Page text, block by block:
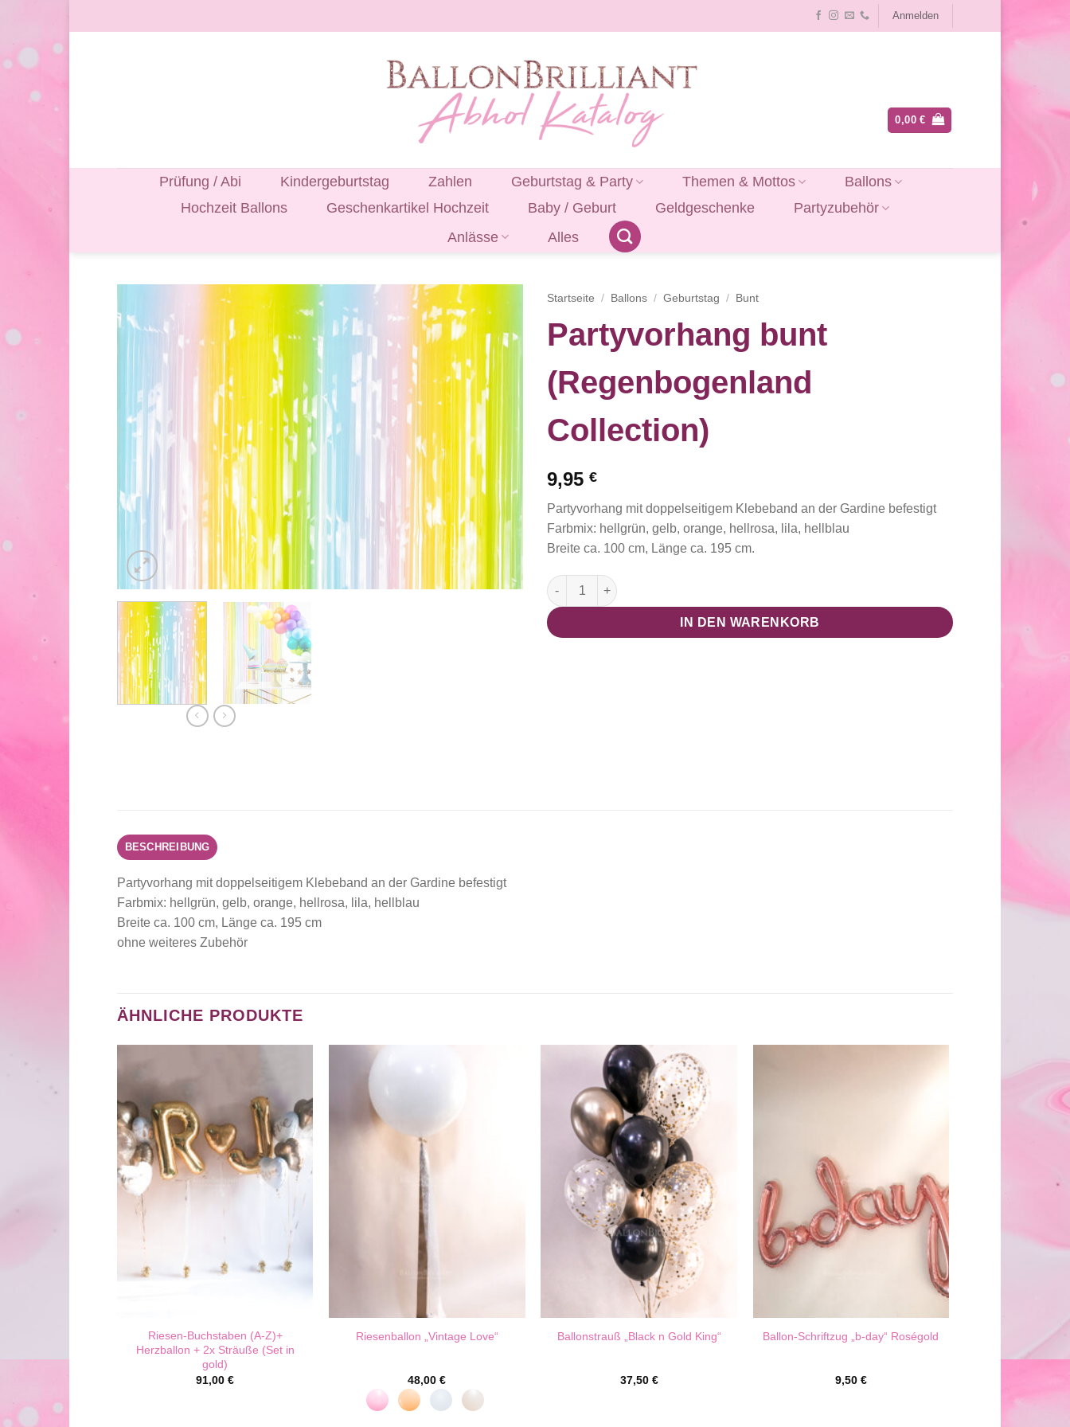
Inhalt
Anmelden
0,00€
Prüfung / Abi Kindergeburtstag Zahlen Geburtstag & Party Themen & Mottos
Ballons
Hochzeit Ballons
Geschenkartikel Hochzeit Baby / Geburt Geldgeschenke
Partyzubehör
Anlässe
Alles
Startseite / Ballons / Geburtstag / Bunt
Partyvorhang bunt
(Regenbogenland
Collection)
9,95 €
Partyvorhang mit doppelseitigem Klebeband an der Gardine befestigt
Farbmix: hellgrün, gelb, orange, hellrosa, lila, hellblau
Breite ca. 100 cm, Länge ca. 195 cm.
Partyvorhang bunt (Regenbogenland Collection) Menge
IN DEN WARENKORB
BESCHREIBUNG
Partyvorhang mit doppelseitigem Klebeband an der Gardine befestigt
Farbmix: hellgrün, gelb, orange, hellrosa, lila, hellblau
Breite ca. 100 cm, Länge ca. 195 cm
ohne weiteres Zubehör
ÄHNLICHE PRODUKTE
Riesen-Buchstaben (A-Z)+
Herzballon + 2x Sträuße (Set in
gold)
91,00€
Riesenballon „Vintage Love“
48,00€
Ballonstrauß „Black n Gold King“
37,50 €
Ballon-Schriftzug „b-day“ Roségold
9,50 €